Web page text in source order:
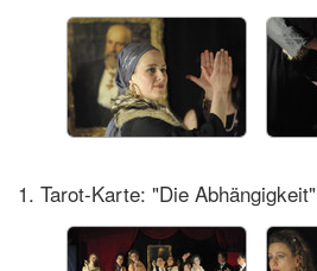
1. Tarot-Karte: "Die Abhängigkeit"